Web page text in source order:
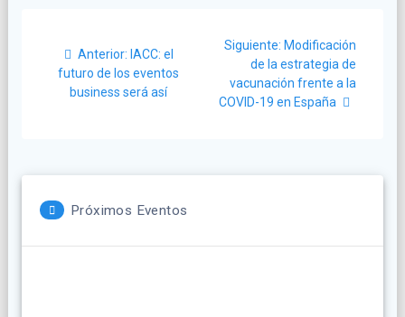
entradas
Anterior: Post
anterior:
IACC: el
futuro de los eventos
business será así
Siguiente: Siguiente
post:
Modificación
de la estrategia de
vacunación frente a la
COVID-19 en España
Próximos Eventos